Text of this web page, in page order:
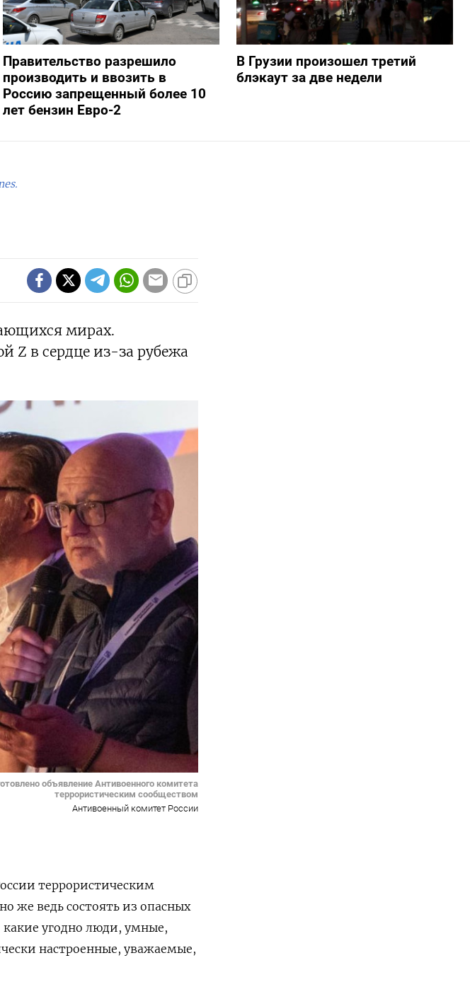
Правительство разрешило
производить и ввозить в
Россию запрещенный более 10
лет бензин Евро-2
В Грузии произошел третий
блэкаут за две недели
мирах.
Z в сердце из-за рубежа
объявление Антивоенного комитета
террористическим сообществом
Антивоенный комитет России
террористическим
же ведь состоять из опасных
угодно люди, умные,
настроенные, уважаемые,